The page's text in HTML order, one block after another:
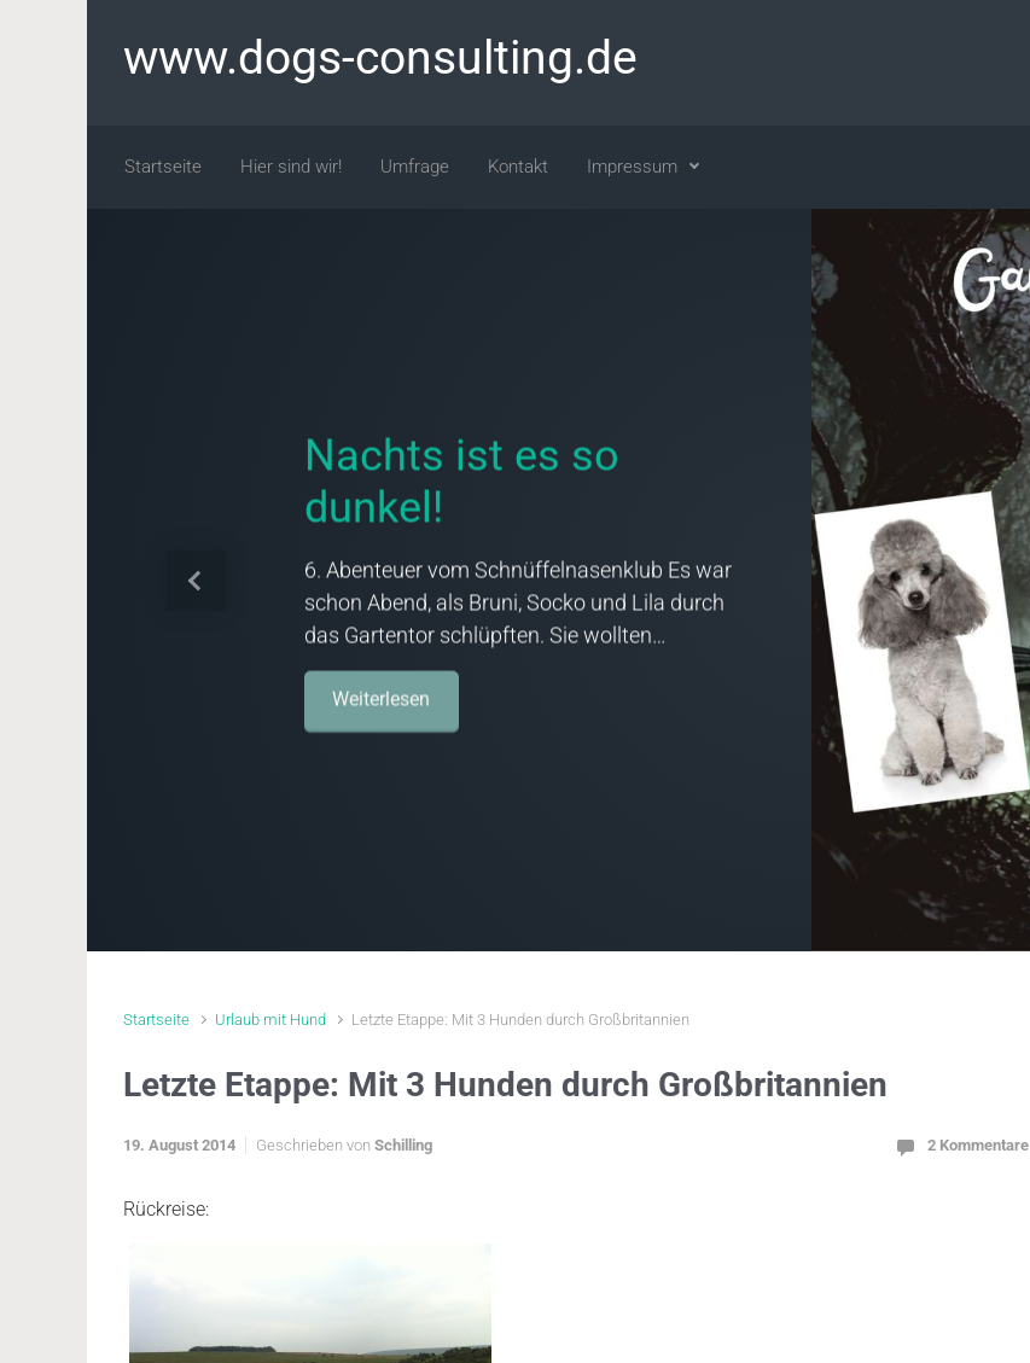
www.dogs-consulting.de
Startseite Hier sind wir! Umfrage Kontakt Impressum
Nachts ist es so
dunkel!
6. Abenteuer vom Schnüffelnasenklub Es war
schon Abend, als Bruni, Socko und Lila durch
das Gartentor schlüpften. Sie wollten…
Weiterlesen
Vorheriger
Startseite Urlaub mit Hund Letzte Etappe: Mit 3 Hunden durch Großbritannien
Letzte Etappe: Mit 3 Hunden durch Großbritannien
19. August 2014 Geschrieben von Schilling 2 Kommentare
Rückreise: